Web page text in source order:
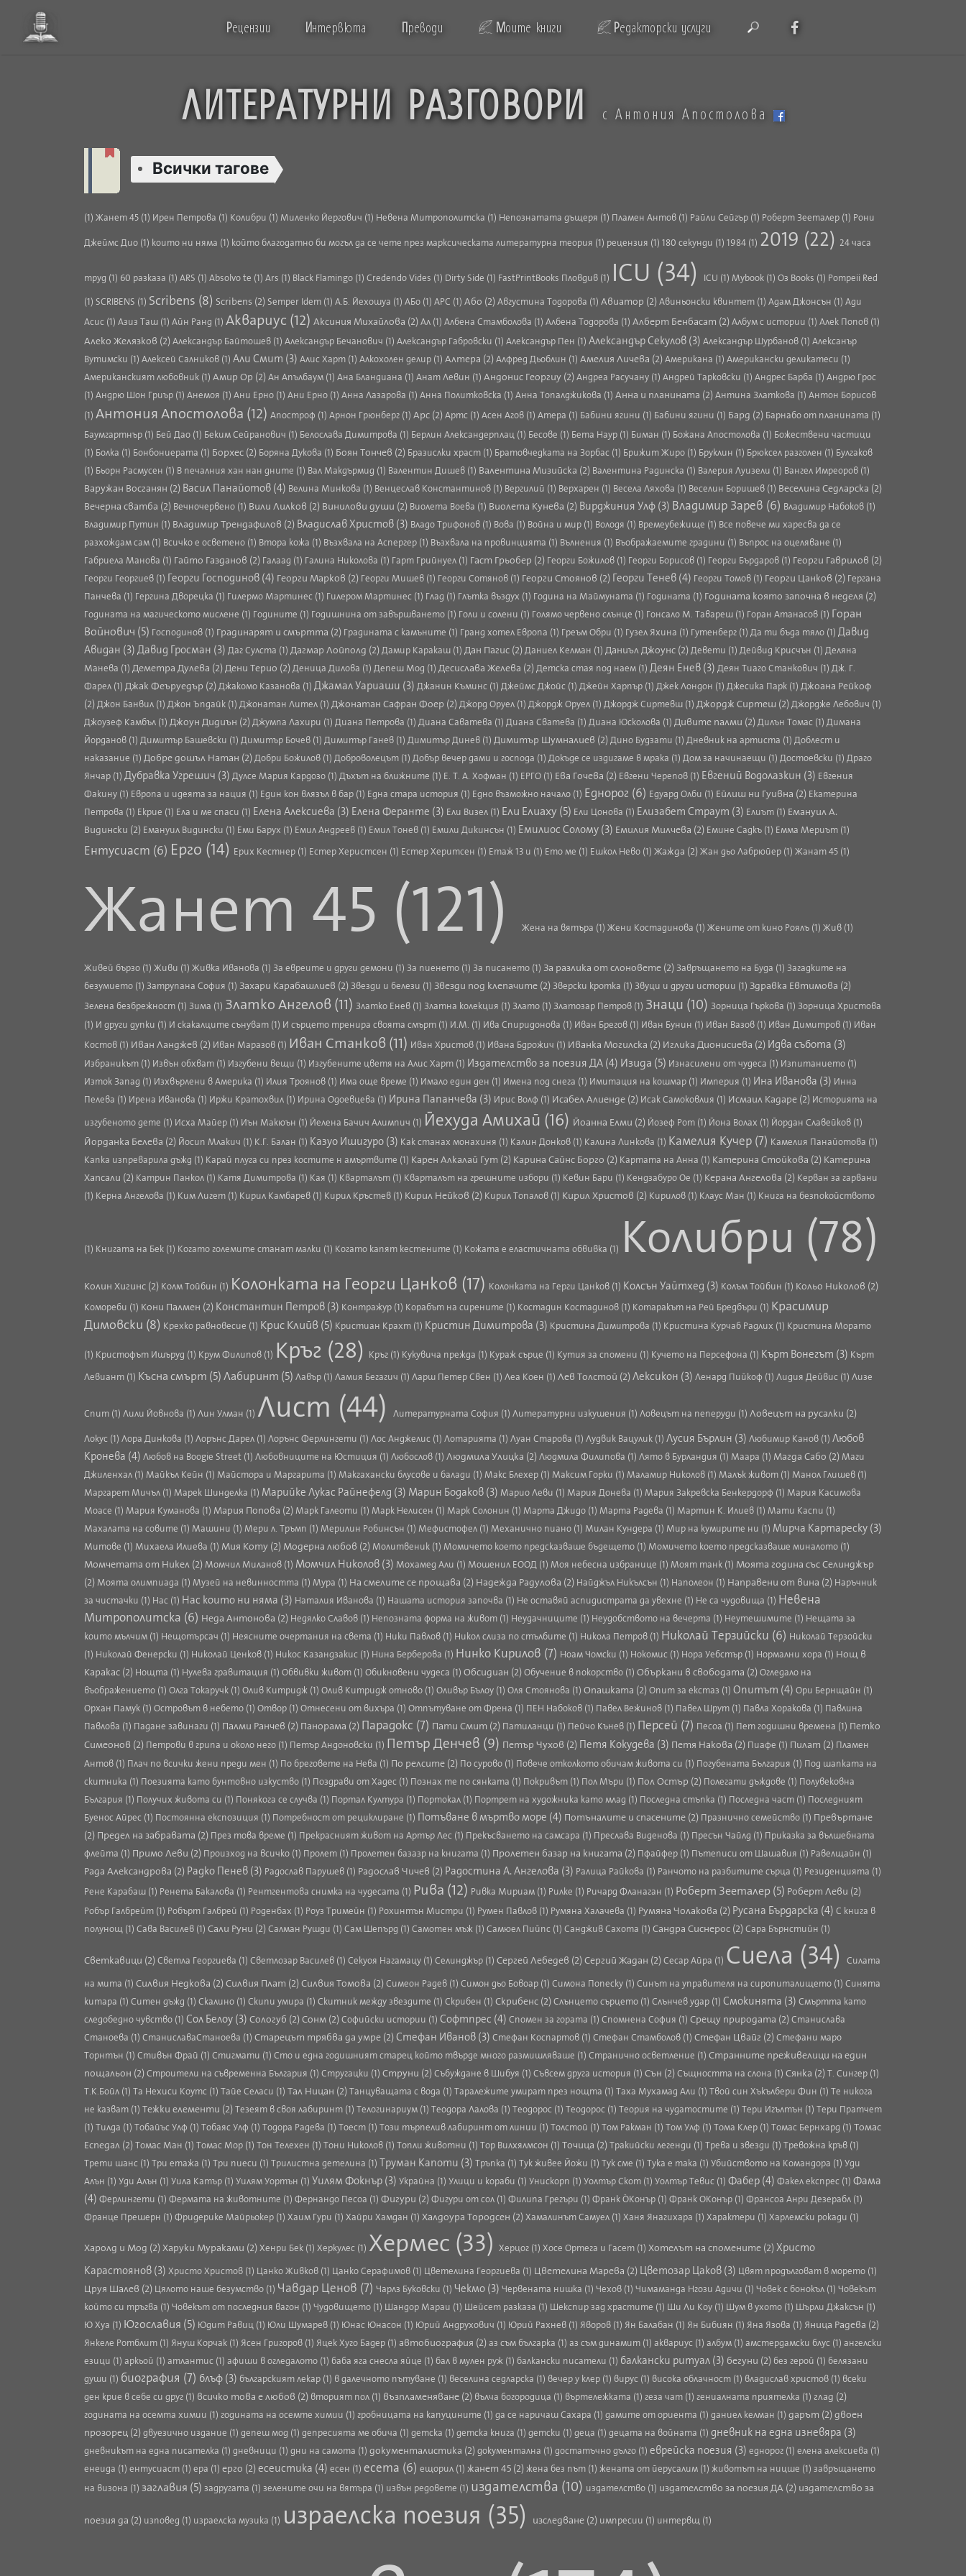
Рецензии Интервюта Преводи Моите книги Редакторски услуги
ЛИТЕРАТУРНИ РАЗГОВОРИ с Антония Апостолова
Всички тагове
(1) Жанет 45 (1) Ирен Петрова (1) Колибри (1) Миленко Йергович (1) Невена Митрополитска (1) Непознатата дъщеря (1) Пламен Антов (1) Райли Сейгър (1) Роберт Зееталер (1) Рони
Джеймс Дио (1) които ни няма (1) който благодатно би могъл да се чете през марксическата литературна теория (1) рецензия (1) 180 секунди (1) 1984 (1) 2019 (22) 24 часа
труд (1) 60 разказа (1) ARS (1) Absolvo te (1) Ars (1) Black Flamingo (1) Credendo Vides (1) Dirty Side (1) FastPrintBooks Пловдив (1) ICU (34) ICU (1) Mybook (1) Oз Books (1) Pompeii Red
(1) SCRIBENS (1) Scribens (8) Scribens (2)Semper Idem (1) А.Б. Йехошуа (1) АБо (1) АРС (1) Або (2)Августина Тодорова (1) Авиатор (2)Авиньонски квинтет (1) Адам Джонсън (1) Ади
Асис (1) Азиз Таш (1) Айн Ранд (1) Аквариус (12) Аксиния Михайлова (2)Ал (1) Албена Стамболова (1) Албена Тодорова (1) Алберт Бенбасат (2)Албум с истории (1) Алек Попов (1)
Алеко Желязков (2)Александър Байтошев (1) Александър Бечанович (1) Александър Габровски (1) Александър Пен (1) Александър Секулов (3) Александър Шурбанов (1) Алексанър
Вутимски (1) Алексей Салников (1) Али Смит (3) Алис Харт (1) Алкохолен делир (1) Алтера (2)Алфред Дьоблин (1) Амелия Личева (2)Американа (1) Американски деликатеси (1)
Американският любовник (1) Амир Ор (2)Ан Апълбаум (1) Ана Бландиана (1) Анат Левин (1) Андонис Георгиу (2)Андреа Расучану (1) Андрей Тарковски (1) Андрес Барба (1) Андрю Грос
(1) Андрю Шон Гриър (1) Анемоя (1) Ани Ерно (1) Ани Ерно (1) Анна Лазарова (1) Анна Политковска (1) Анна Топалджикова (1) Анна и планината (2)Антина Златкова (1) Антон Борисов
(1) Антония Апостолова (12) Апостроф (1) Арнон Грюнберг (1) Арс (2)Артс (1) Асен Агов (1) Атера (1) Бабини ягини (1) Бабини ягини (1) Бард (2) Барнабо от планината (1)
Баумгартнър (1) Бей Дао (1) Беким Сейранович (1) Белослава Димитрова (1) Берлин Александерплац (1) Бесове (1) Бета Наур (1) Биман (1) Божана Апостолова (1) Божествени частици
(1) Болка (1) Бонбониерата (1) Борхес (2) Боряна Дукова (1) Боян Тончев (2) Бразислки храст (1) Братовчедката на Зорбас (1) Брижит Жиро (1) Бруклин (1) Брюксел разголен (1) Булгаков
(1) Бьорн Расмусен (1) В печалния хан нан дните (1) Вал Макдърмид (1) Валентин Дишев (1) Валентина Мизийска (2) Валентина Радинска (1) Валерия Луизели (1) Вангел Имреоров (1)
Варужан Восганян (2) Васил Панайотов (4) Велина Минкова (1) Венцеслав Константинов (1) Вергилий (1) Верхарен (1) Весела Ляхова (1) Веселин Боришев (1) Веселина Седларска (2)
Вечерна сватба (2) Вечночервено (1) Вили Лилков (2) Винилови души (2) Виолета Воева (1) Виолета Кунева (2) Вирджиния Улф (3) Владимир Зарев (6) Владимир Набоков (1)
Владимир Путин (1) Владимир Трендафилов (2) Владислав Христов (3) Владо Трифонов (1) Вова (1) Война и мир (1) Володя (1) Времеубежище (1) Все повече ми харесва да се
разхождам сам (1) Всичко е осветено (1) Втора кожа (1) Възхвала на Аспергер (1) Възхвала на провинцията (1) Вълнения (1) Въображаемите градини (1) Въпрос на оцеляване (1)
Габриела Манова (1) Гайто Газданов (2) Галаад (1) Галина Николова (1) Гарт Грийнуел (1) Гаст Грьобер (2) Георги Божилов (1) Георги Борисов (1) Георги Бърдаров (1) Георги Гаврилов (2)
Георги Георгиев (1) Георги Господинов (4) Георги Марков (2) Георги Мишев (1) Георги Сотянов (1) Георги Стоянов (2) Георги Тенев (4) Георги Томов (1) Георги Цанков (2) Гергана
Панчева (1) Гергина Дворецка (1) Гилермо Мартинес (1) Гилером Мартинес (1) Глад (1) Глътка въздух (1) Година на Маймуната (1) Годината (1) Годината която започна в неделя (2)
Годината на магическото мислене (1) Годините (1) Годишнина от завършването (1) Голи и солени (1) Голямо червено слънце (1) Гонсало М. Тавареш (1) Горан Атанасов (1) Горан
Войнович (5) Господинов (1) Градинарят и смъртта (2) Градината с камъните (1) Гранд хотел Европа (1) Греъм Обри (1) Гузел Яхина (1) Гутенберг (1) Да ти бъда тяло (1) Давид
Авидан (3) Давид Гросман (3) Даг Сулста (1) Дагмар Лойполд (2)Дамир Каракаш (1) Дан Пагис (2)Даниел Келман (1) Даниъл Джоунс (2)Девети (1) Дейвид Крисчън (1) Деляна
Манева (1) Деметра Дулева (2)Дени Терио (2)Деница Дилова (1) Депеш Мод (1) Десислава Желева (2)Детска стая под наем (1) Деян Енев (3) Деян Тиаго Станкович (1) Дж. Г.
Фарел (1) Джак Феъруедър (2)Джакомо Казанова (1) Джамал Уариаши (3) Джанин Къминс (1) Джеймс Джойс (1) Джейн Харпър (1) Джек Лондон (1) Джесика Парк (1) Джоана Рейкоф
(2)Джон Банвил (1) Джон Ъпдайк (1) Джонатан Лител (1) Джонатан Сафран Фоер (2)Джорд Оруел (1) Джордж Оруел (1) Джордж Сиртевш (1) Джордж Сиртеш (2)Джордже Лебович (1)
Джоузеф Камбъл (1) Джоун Дидиън (2)Джумпа Лахири (1) Диана Петрова (1) Диана Саватева (1) Диана Сватева (1) Диана Юсколова (1) Дивите палми (2)Дилън Томас (1) Димана
Йорданов (1) Димитър Башевски (1) Димитър Бочев (1) Димитър Ганев (1) Димитър Динев (1) Димитър Шумналиев (2)Дино Будзати (1) Дневник на артиста (1) Доблест и
наказание (1) Добре дошъл Натан (2)Добри Божилов (1) Доброволецът (1) Добър вечер дами и господа (1) Докъде се издигаме в мрака (1) Дом за начинаещи (1) Достоевски (1) Драго
Янчар (1) Дубравка Угрешич (3) Дулсе Мария Кардозо (1) Дъхът на ближните (1) Е. Т. А. Хофман (1) ЕРГО (1) Ева Гочева (2) Евгени Черепов (1) Евгений Водолазкин (3) Евгения
Факину (1) Европа и идеята за нация (1) Един кон влязъл в бар (1) Една стара история (1) Едно възможно начало (1) Еднорог (6) Едуард Олби (1) Ейлиш ни Гуивна (2) Екатерина
Петрова (1) Екрие (1) Ела и ме спаси (1) Елена Алексиева (3) Елена Феранте (3) Ели Визел (1) Ели Елиаху (5) Ели Цонова (1) Елизабет Страут (3) Елиът (1) Емануил А.
Видински (2) Емануил Видински (1) Еми Барух (1) Емил Андреев (1) Емил Тонев (1) Емили Дикинсън (1) Емилиос Солому (3) Емилия Милчева (2) Емине Садкъ (1) Емма Мериът (1)
Ентусиаст (6) Ерго (14) Ерих Кестнер (1) Естер Херистсен (1) Естер Херитсен (1) Етаж 13 и (1) Ето ме (1) Ешкол Нево (1) Жажда (2)Жан дьо Лабрюйер (1) Жанат 45 (1)
Жанет 45 (121) Жена на вятъра (1) Жени Костадинова (1) Жените от кино Роялъ (1) Жив (1)
Живей бързо (1) Живи (1) Живка Иванова (1) За евреите и други демони (1) За пиенето (1) За писането (1) За разлика от слоновете (2)Завръщането на Буда (1) Загадките на
безумието (1) Затрупана София (1) Захари Карабашлиев (2)Звезди и белези (1) Звезди под клепачите (2)Зверски кротка (1) Звуци и други истории (1) Здравка Евтимова (2)
Зелена безбрежност (1) Зима (1) Златко Ангелов (11) Златко Енев (1) Златна колекция (1) Злато (1) Златозар Петров (1) Знаци (10) Зорница Гъркова (1) Зорница Христова
(1) И други дупки (1) И скакалците сънуват (1) И сърцето тренира своята смърт (1) И.М. (1) Ива Спиридонова (1) Иван Брегов (1) Иван Бунин (1) Иван Вазов (1) Иван Димитров (1) Иван
Костов (1) Иван Ланджев (2) Иван Маразов (1) Иван Станков (11) Иван Христов (1) Ивана Бдрожич (1) Иванка Могилска (2) Иглика Дионисиева (2) Идва събота (3)
Избраникът (1) Извън обхват (1) Изгубени вещи (1) Изгубените цветя на Алис Харт (1) Издателство за поезия ДА (4) Изида (5) Изнасилени от чудеса (1) Изпитанието (1)
Изток Запад (1) Изхвърлени в Америка (1) Илия Троянов (1) Има още време (1) Имало един ден (1) Имена под снега (1) Имитация на кошмар (1) Империя (1) Ина Иванова (3) Инна
Пелева (1) Ирена Иванова (1) Иржи Кратохвил (1) Ирина Одоевцева (1) Ирина Папанчева (3) Ирис Волф (1) Исабел Алиенде (2) Исак Самоковлия (1) Исмаил Кадаре (2) Историята на
изгубеното дете (1) Исха Майер (1) Иън Макюън (1) Йелена Бачич Алимпич (1) Йехуда Амихай (16) Йоанна Елми (2) Йозеф Рот (1) Йона Волах (1) Йордан Славейков (1)
Йорданка Белева (2) Йосип Млакич (1) К.Г. Балан (1) Казуо Ишигуро (3) Как станах монахиня (1) Калин Донков (1) Калина Линкова (1) Камелия Кучер (7) Камелия Панайотова (1)
Капка изпреварила дъжд (1) Карай плуга си през костите н амъртвите (1) Карен Алкалай Гут (2) Карина Сайнс Борго (2) Картата на Анна (1) Катерина Стойкова (2) Катерина
Хапсали (2) Катрин Панкол (1) Катя Димитрова (1) Кая (1) Кварталът (1) Кварталът на грешните избори (1) Кевин Бари (1) Кендзабуро Ое (1) Керана Ангелова (2) Керван за гарвани
(1) Керна Ангелова (1) Ким Лигет (1) Кирил Камбарев (1) Кирил Кръстев (1) Кирил Нейков (2) Кирил Топалов (1) Кирил Христов (2) Кирилов (1) Клаус Ман (1) Книга на безпокойството
(1) Книгата на Бек (1) Когато големите станат малки (1) Когато капят кестените (1) Кожата е еластичната обвивка (1) Колибри (78)
Колин Хигинс (2) Колм Тойбин (1) Колонката на Георги Цанков (17) Колонката на Герги Цанков (1) Колсън Уайтхед (3) Колъм Тойбин (1) Кольо Николов (2)
Комореби (1) Кони Палмен (2) Константин Петров (3) Контражур (1) Корабът на сирените (1) Костадин Костадинов (1) Котаракът на Рей Бредбъри (1) Красимир
Димовски (8) Крехко равновесие (1) Крис Клийв (5) Кристиан Крахт (1) Кристин Димитрова (3) Кристина Димитрова (1) Кристина Курчаб Радлих (1) Кристина Морато
(1) Кристофът Ишъруд (1) Крум Филипов (1) Кръг (28) Кръг (1) Кукувича прежда (1) Кураж сърце (1) Кутия за спомени (1) Кучето на Персефона (1) Кърт Вонегът (3) Кърт
Левиант (1) Късна смърт (5)Лабиринт (5) Лавър (1) Ламия Бегагич (1) Ларш Петер Свен (1) Леа Коен (1) Лев Толстой (2)Лексикон (3) Ленард Пийкоф (1) Лидия Дейвис (1) Лизе
Спит (1) Лили Йовнова (1) Лин Улман (1) Лист (44) Литературната София (1) Литературни изкушения (1) Ловецът на пеперуди (1) Ловецът на русалки (2)
Локус (1) Лора Динкова (1) Лорънс Дарел (1) Лорънс Ферлингети (1) Лос Анджелис (1) Лотарията (1) Луан Старова (1) Лудвик Вацулик (1) Лусия Бърлин (3) Любимир Канов (1) Любов
Кронева (4) Любов на Boogie Street (1) Любовниците на Юстиция (1) Любослов (1) Людмила Улицка (2)Людмила Филипова (1) Лято в Бурландия (1) Маара (1) Магда Сабо (2)Маги
Джиленхал (1) Майкъл Кейн (1) Майстора и Маргарита (1) Макгахански блусове и балади (1) Макс Блехер (1) Максим Горки (1) Маламир Николов (1) Малък живот (1) Манол Глишев (1)
Маргарет Мичъл (1) Марек Шинделка (1) Марийке Лукас Райнефелд (3) Марин Бодаков (3) Марио Леви (1) Мария Донева (1) Мария Закревска Бенкердорф (1) Мария Касимова
Моасе (1) Мария Куманова (1) Мария Попова (2)Марк Галеоти (1) Марк Нелисен (1) Марк Солонин (1) Марта Джидо (1) Марта Радева (1) Мартин К. Илиев (1) Мати Каспи (1)
Махалата на совите (1) Машини (1) Мери л. Тръмп (1) Мерилин Робинсън (1) Мефистофел (1) Механично пиано (1) Милан Кундера (1) Мир на кумирите ни (1) Мирча Картареску (3)
Митове (1) Михаела Илиева (1) Мия Коту (2) Модерна любов (2)Молитвеник (1) Момичето което предсказваше бъдещето (1) Момичето което предсказваше миналото (1)
Момчетата от Никел (2)Момчил Миланов (1) Момчил Николов (3) Мохамед Али (1) Мошенил ЕООД (1) Моя небесна избранице (1) Моят танк (1) Моята година със Селинджър
(2)Моята олимпиада (1) Музей на невинността (1) Мура (1) На смелите се прощава (2) Надежда Радулова (2) Найджъл Никълсън (1) Наполеон (1) Направени от вина (2) Наръчник
за чистачки (1) Нас (1) Нас които ни няма (3) Наталия Иванова (1) Нашата история започва (1) Не оставяй аспидистрата да увехне (1) Не са чудовища (1) Невена
Митрополитска (6) Неда Антонова (2) Недялко Славов (1) Непозната форма на живот (1) Неудачниците (1) Неудобството на вечерта (1) Неутешимите (1) Нещата за
които мълчим (1) Нещотърсач (1) Неясните очертания на света (1) Ники Павлов (1) Никол слиза по стълбите (1) Никола Петров (1) Николай Терзийски (6) Николай Терзойски
(1) Николай Фенерски (1) Николай Ценков (1) Никос Казандзакис (1) Нина Берберова (1) Нинко Кирилов (7) Ноам Чомски (1) Нокомис (1) Нора Уебстър (1) Нормални хора (1) Нощ в
Каракас (2) Нощта (1) Нулева гравитация (1) Обвивки живот (1) Обикновени чудеса (1) Обсидиан (2)Обучение в покорство (1) Объркани в свободата (2)Огледало на
въображението (1) Олга Токаручк (1) Олив Китридж (1) Олив Китридж отново (1) Оливър Бълоу (1) Оля Стоянова (1) Опашката (2)Опит за екстаз (1) Опитът (4) Ори Бернщайн (1)
Орхан Памук (1) Островът в небето (1) Отвор (1) Отнесени от вихъра (1) Отпътуване от Френа (1) ПЕН Набоков (1) Павел Вежинов (1) Павел Шрут (1) Павла Хоракова (1) Павлина
Павлова (1) Падане завинаги (1) Палми Ранчев (2) Панорама (2) Парадокс (7) Пати Смит (2) Патиланци (1) Пейчо Кънев (1) Персей (7) Песоа (1) Пет годишни времена (1) Петко
Симеонов (2) Петрови в грипа и около него (1) Петър Андоновски (1) Петър Денчев (9) Петър Чухов (2) Петя Кокудева (3) Петя Накова (2) Пиафе (1) Пилат (2) Пламен
Антов (1) Плач по всички жени преди мен (1) По бреговете на Нева (1) По релсите (2) По сурово (1) Повече отколкото обичам живота си (1) Погубената България (1) Под шапката на
скитника (1) Поезията като бунтовно изкуство (1) Поздрави от Хадес (1) Познах те по сянката (1) Покривът (1) Пол Мъри (1) Пол Остър (2) Полегати дъждове (1) Полувековна
България (1) Получих живота си (1) Понякога се случва (1) Портал Култура (1) Портокал (1) Портрет на художника като млад (1) Последна стъпка (1) Последна част (1) Последният
Буенос Айрес (1) Постоянна експозиция (1) Потребност от рециклиране (1) Потъване в мъртво море (4) Потъналите и спасените (2) Празнично семейство (1) Превъртане
(2) Предел на забравата (2) През това време (1) Прекрасният живот на Артър Лес (1) Прекъсването на самсара (1) Преслава Виденова (1) Пресън Чайлд (1) Приказка за вълшебната
флейта (1) Примо Леви (2) Произход на всичко (1) Пролет (1) Пролетен базазр на книгата (1) Пролетен базар на книгата (2) Пфайфер (1) Пътеписи от Шашавия (1) Равелщайн (1)
Рада Александрова (2) Радко Пенев (3) Радослав Парушев (1) Радослав Чичев (2) Радостина А. Ангелова (3) Ралица Райкова (1) Ранчото на разбитите сърца (1) Резиденцията (1)
Рене Карабаш (1) Ренета Бакалова (1) Рентгентова снимка на чудесата (1) Рива (12) Ривка Мириам (1) Рилке (1) Ричард Фланаган (1) Роберт Зееталер (5) Роберт Леви (2)
Робър Галбрейт (1) Робърт Галбрей (1) Роденбах (1) Роуз Тримейн (1) Рохинтън Мистри (1) Румен Павлов (1) Румяна Халачева (1) Румяна Чолакова (2) Русана Бърдарска (4) С книга в
полунощ (1) Сава Василев (1) Сали Руни (2)Салман Рушди (1) Сам Шепърд (1) Самотен мъж (1) Самюел Пийпс (1) Санджив Сахота (1) Сандра Сиснерос (2)Сара Бърнстийн (1)
Светкавици (2)Светла Георгиева (1) Светлозар Василев (1) Секуоя Нагамацу (1) Селинджър (1) Сергей Лебедев (2)Сергий Жадан (2)Сесар Айра (1) Сиела (34)
Силата
на мита (1) Силвия Недкова (2)Силвия Плат (2)Силвия Томова (2)Симеон Радев (1) Симон дьо Бовоар (1) Симона Попеску (1) Синът на управителя на сиропиталището (1) Синята
китара (1) Ситен дъжд (1) Скалино (1) Скипи умира (1) Скитник между звездите (1) Скрибен (1) Скрибенс (2)Слънцето сърцето (1) Слънчев удар (1) Смокинята (3) Смъртта като
следобедно чувство (1) Сол Белоу (3) Сологуб (2)Сонм (2)Софийски истории (1) Софтпрес (4) Спомен за гората (1) Спомнена София (1) Срещу природата (2)Станислава
Станоева (1) СтаниславаСтаноева (1) Старецът трябва да умре (2)Стефан Иванов (3) Стефан Коспартов (1) Стефан Стамболов (1) Стефан Цвайг (2)Стефани маро
Торнтън (1) Стивън Фрай (1) Стигмати (1) Сто и една годишният старец който твърде много размишляваше (1) Странично осветление (1) Странните преживелици на един
пощальон (2)Строители на съвременна България (1) Стругацки (1) Струни (2)Събуждане в Шибуя (1) Съвсем друга история (1) Сън (2)Същността на слона (1) Сянка (2)Т. Сингер (1)
Т.К.Бойл (1) Та Нехиси Коутс (1) Тайе Селаси (1) Тал Ницан (2)Танцуващата с вода (1) Таралежите умират през нощта (1) Таха Мухамад Али (1) Твой син Хъкълбери Фин (1) Те никога
не казват (1) Тежки елементи (2)Тезеят в своя лабиринт (1) Телогинариум (1) Теодора Лалова (1) Теодорос (1) Теодорос (1) Теория на чудатостите (1) Тери Игълтън (1) Тери Пратчет
(1) Тилда (1) Тобайъс Улф (1) Тобаяс Улф (1) Тодора Радева (1) Тоест (1) Този търпелив лабиринт от линии (1) Толстой (1) Том Ракман (1) Том Улф (1) Тома Клер (1) Томас Бернхард (1) Томас
Еспедал (2)Томас Ман (1) Томас Мор (1) Тон Телехен (1) Тони Николов (1) Топли животни (1) Тор Вилхялмсон (1) Точица (2)Тракийски легенди (1) Трева и звезди (1) Тревожна кръв (1)
Трети шанс (1) Три етажа (1) Три пиеси (1) Трилистна детелина (1) Труман Капоти (3) Тръпка (1) Тук живее Йожи (1) Тук сме (1) Тука е така (1) Убийството на Командора (1) Уди
Алън (1) Уди Алън (1) Уила Катър (1) Уилям Уортън (1) Уилям Фокнър (3) Украйна (1) Улици и кораби (1) Унискорп (1) Уолтър Скот (1) Уолтър Тевис (1) Фабер (4) Факел експрес (1) Фама
(4) Ферлингети (1) Фермата на животните (1) Фернандо Песоа (1) Фигури (2)Фигури от сол (1) Филипа Грегъри (1) Франк О`Конър (1) Франк ОКонър (1) Франсоа Анри Дезерабл (1)
Франце Прешерн (1) Фридерике Майрьокер (1) Хаим Гури (1) Хайри Хамдан (1) Халдоура Тородсен (2)Хамалинът Самуел (1) Ханя Янагихара (1) Характери (1) Харлемски рокади (1)
Харолд и Мод (2)Харуки Мураками (2)Хенри Бек (1) Херкулес (1) Хермес (33) Херцог (1) Хосе Ортега и Гасет (1) Хотелът на спомените (2)Христо
Карастоянов (3) Христо Христов (1) Цанко Живков (1) Цанко Серафимов (1) Цветелина Георгиева (1) Цветелина Марева (2) Цветозар Цаков (3) Цвят продълговат в морето (1)
Цруя Шалев (2) Цялото наше безумство (1) Чавдар Ценов (7) Чарлз Буковски (1) Чекмо (3) Червената нишка (1) Чехов (1) Чимаманда Нгози Адичи (1) Човек с бонокъл (1) Човекът
който си тръгва (1) Човекът от последния вагон (1) Чудовището (1) Шандор Мараи (1) Шейсет разказа (1) Шекспир зад храстите (1) Ши Ли Коу (1) Шум в ухото (1) Шърли Джаксън (1)
Ю Хуа (1) Югославия (5) Юдит Равиц (1) Юли Шумарев (1) Юнас Юнасон (1) Юрий Андрухович (1) Юрий Рахнев (1) Яворов (1) Ян Балабан (1) Ян Бибиян (1) Яна Язова (1) Яница Радева (2)
Янкеле Ротблит (1) Януш Корчак (1) Ясен Григоров (1) Яцек Хуго Бадер (1) автобиография (2)аз съм българка (1) аз съм динамит (1) аквариус (1) албум (1) амстердамски блус (1) ангелски
езици (1) аркьой (1) атлантис (1) афиши в огледалото (1) баба яга снесла яйце (1) бал в мулен руж (1) балкански писатели (1) балкански ритуал (3) бегуни (2) без герой (1) белязани
души (1) биография (7) блъф (3) българският лекар (1) в далечното пътуване (1) веселина седларска (1) вечер у клер (1) вирус (1) висока облачност (1) владислав христов (1) всеки
ден крие в себе си друг (1) всичко това е любов (2) вторият пол (1) възпламеняване (2) вълча богородица (1) въртележката (1) геза чат (1) гениалната приятелка (1) глад (2)
годината на осемта химии (1) годината на осемте химии (1) гробницата на капуцините (1) да се наричаш Сахара (1) дамите от ориента (1) даниел келман (1) дарът (2)двоен
прозорец (2)двуезично издание (1) депеш мод (1) депресията ме обича (1) детска (1) детска книга (1) детски (1) деца (1) децата на войната (1) дневник на една изневяра (3)
дневникът на една писателка (1) дневници (1) дни на самота (1) документалистика (2)документална (1) достатъчно дълго (1) еврейска поезия (3) еднорог (1) елена алексиева (1)
енеида (1) ентусиаст (1) ера (1) ерго (2)есеистика (4) есен (1) есета (6) ещорил (1) жанет 45 (2)жена без път (1) жената от йерусалим (1) животът на ницше (1) завръщането
на визона (1) заглавия (5) задругата (1) зелените очи на вятъра (1) извън редовете (1) издателства (10) издателство (1) издателство за поезия ДА (2) издателство за
поезия да (2) изповед (1) израелска музика (1) израелска поезия (35) изследване (2) импресии (1) интервщ (1)